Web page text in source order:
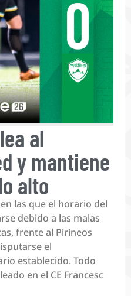
al
y mantiene
alto
las que el horario del
debido a las malas
frente al Pirineos
el
establecido. Todo
en el CE Francesc